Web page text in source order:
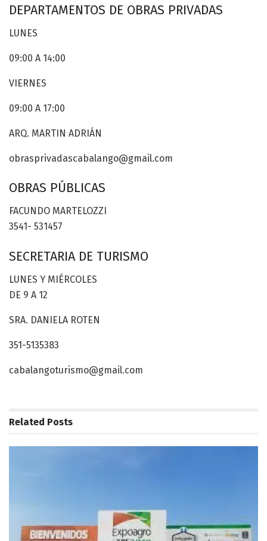
DEPARTAMENTOS DE OBRAS PRIVADAS
LUNES
09:00 A 14:00
VIERNES
09:00 A 17:00
ARQ. MARTIN ADRIÁN
obrasprivadascabalango@gmail.com
OBRAS PÚBLICAS
FACUNDO MARTELOZZI
3541- 531457
SECRETARIA DE TURISMO
LUNES Y MIÉRCOLES
DE 9 A 12
SRA. DANIELA ROTEN
351-5135383
cabalangoturismo@gmail.com
Related Posts